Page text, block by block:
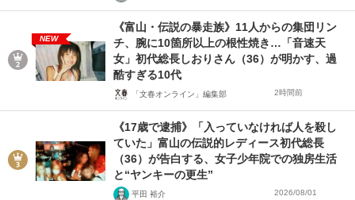
NEW
《富山・伝説の暴走族》11人からの集団リン
チ、腕に10箇所以上の根性焼き…「音速天
女」初代総長しおりさん（36）が明かす、過
酷すぎる10代
「文春オンライン」編集部 2時間前
《17歳で逮捕》「入っていなければ人を殺し
ていた」富山の伝説的レディース初代総長
（36）が告白する、女子少年院での独房生活
と“ヤンキーの更生”
平田 裕介 2026/08/01